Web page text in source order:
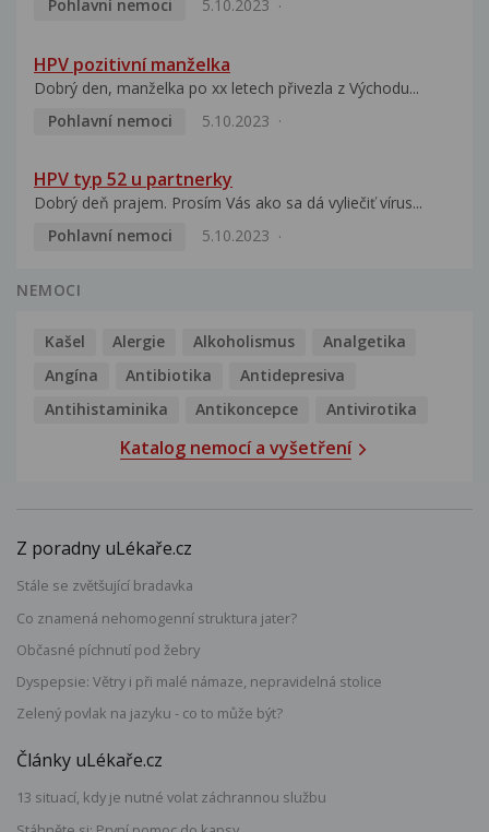
Pohlavní nemoci
5.10.2023
HPV pozitivní manželka
Dobrý den, manželka po xx letech přivezla z Východu...
Pohlavní nemoci
5.10.2023
HPV typ 52 u partnerky
Dobrý deň prajem. Prosím Vás ako sa dá vyliečiť vírus...
Pohlavní nemoci
5.10.2023
NEMOCI
Kašel Alergie Alkoholismus
Analgetika
Angína
Antibiotika
Antidepresiva
Antihistaminika
Antikoncepce Antivirotika
Katalog nemocí a vyšetření
Z poradny uLékaře.cz
Stále se zvětšující bradavka
Co znamená nehomogenní struktura jater?
Občasné píchnutí pod žebry
Dyspepsie: Větry i při malé námaze, nepravidelná stolice
Zelený povlak na jazyku - co to může být?
Články uLékaře.cz
13 situací, kdy je nutné volat záchrannou službu